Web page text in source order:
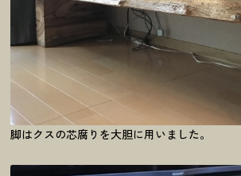
脚はクスの芯腐りを大胆に用いました。